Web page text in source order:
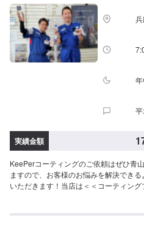
ナンスで6年)）ダイヤモンドキーパーの
も、金額はWダイヤよりお得。コスパ重
ンドコーティングです。SS：63,300円
円LL：85,400円XL：106,200円※鏡面研
みます）【Wダイヤモンドキーパー】（
ドキーパーより厚い被膜を作りますSS
3年(2年もしくは1年に1度のメンテナン
91,900円L：97,800円LL：108,000円XL
(軽研磨は施工料金に含みます）【モー
テクト】（施工時間：5〜8時間）白い
す39,600円（リーフレール同時施工の
パー】（施工時間：50分〜）紫外線か
12,560円（対象車の一例）レクサスNX/
実績金額
KeePerコーティングのご依頼はぜひ青
ますので、お客様のお悩みを解決でき
いただきます！当店は＜＜コーティン
【対応キーパーメニュー】＜クリスタ